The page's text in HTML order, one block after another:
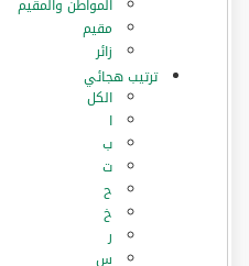
المواطن والمقيم
مقيم
زائر
ترتيب هجائي
الكل
ا
ب
ت
ح
خ
ر
س